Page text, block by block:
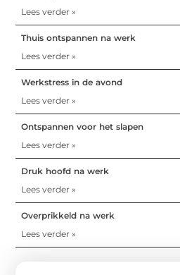
Lees verder »
Thuis ontspannen na werk
Lees verder »
Werkstress in de avond
Lees verder »
Ontspannen voor het slapen
Lees verder »
Druk hoofd na werk
Lees verder »
Overprikkeld na werk
Lees verder »